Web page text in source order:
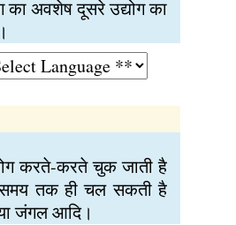
का अवशेष दूसरे उद्योग का
करते-करते चुक जाती है
समय तक ही चल सकती है
जंगल आदि।